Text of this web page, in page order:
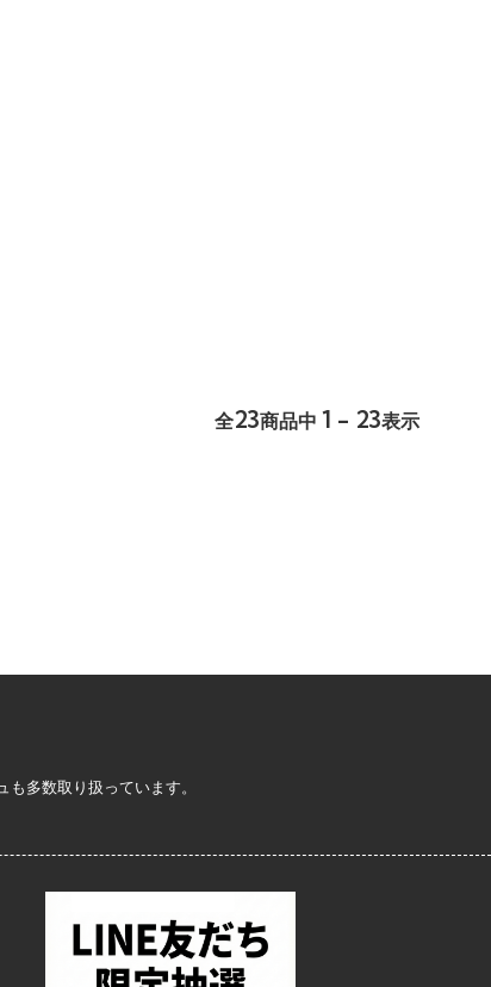
全23商品中 1 - 23表示
多数取り扱っています。